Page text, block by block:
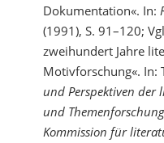
Dokumentation«. In:
(1991), S. 91–120;
zweihundert Jahre
Motivforschung«. In:
und Perspektiven der
und
Kommission für